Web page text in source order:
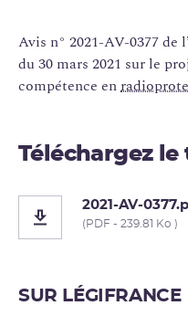
Avis n° 2021-AV-0377 de
du 30 mars 2021 sur le
compétence en
Téléchargez le
2021-AV-
(PDF - 239.81 Ko )
SUR LÉGIFRANCE